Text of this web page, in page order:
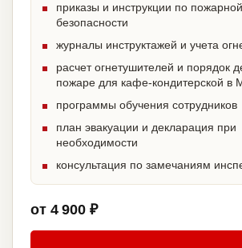
приказы и инструкции по пожарной
безопасности
журналы инструктажей и учета
расчет огнетушителей и порядок
пожаре для кафе-кондитерской в
программы обучения сотрудников
план эвакуации и декларация при
необходимости
консультация по замечаниям
от 4 900 ₽